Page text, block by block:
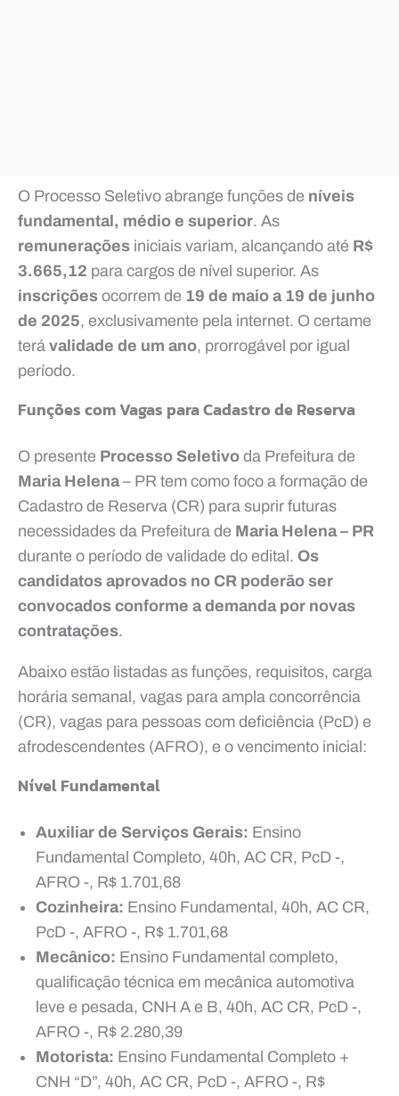
O Processo Seletivo abrange funções de níveis
fundamental, médio e superior. As
remunerações iniciais variam, alcançando até R$
3.665,12 para cargos de nível superior. As
inscrições ocorrem de 19 de maio a 19 de junho
de 2025, exclusivamente pela internet. O certame
terá validade de um ano, prorrogável por igual
período.
Funções com Vagas para Cadastro de Reserva
O presente Processo Seletivo da Prefeitura de
Maria Helena– PR tem como foco a formação de
Cadastro de Reserva (CR) para suprir futuras
necessidades da Prefeitura de Maria Helena – PR
durante o período de validade do edital. Os
candidatos aprovados no CR poderão ser
convocados conforme a demanda por novas
contratações.
Abaixo estão listadas as funções, requisitos, carga
horária semanal, vagas para ampla concorrência
(CR), vagas para pessoas com deficiência (PcD) e
afrodescendentes (AFRO), e o vencimento inicial:
Nível Fundamental
Auxiliar de Serviços Gerais: Ensino
Fundamental Completo, 40h, AC CR, PcD -,
AFRO -, R$ 1.701,68
Cozinheira: Ensino Fundamental, 40h, AC CR,
PcD -, AFRO -, R$ 1.701,68
Mecânico: Ensino Fundamental completo,
qualificação técnica em mecânica automotiva
leve e pesada, CNH A e B, 40h, AC CR, PcD -,
AFRO -, R$ 2.280,39
Motorista: Ensino Fundamental Completo +
CNH “D”, 40h, AC CR, PcD -, AFRO -, R$